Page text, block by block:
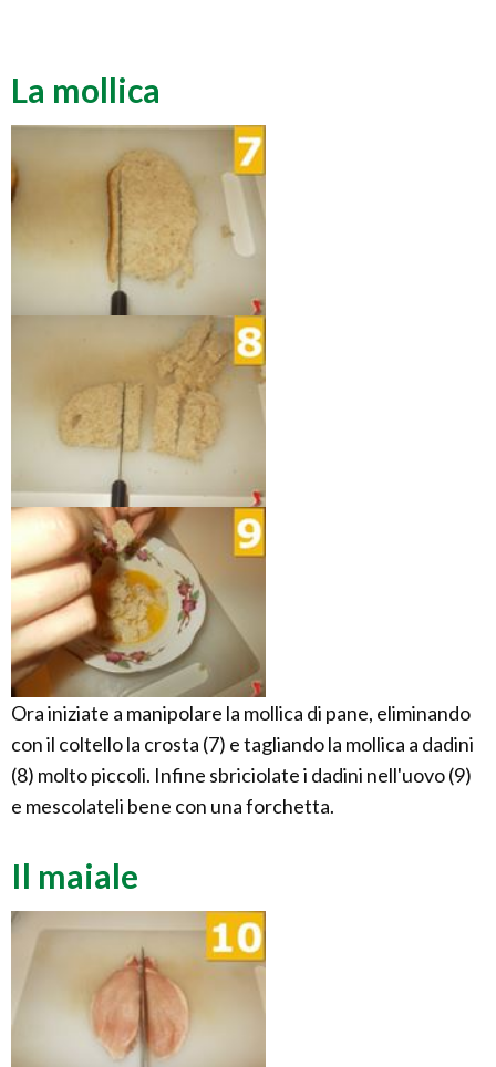
La mollica
Ora iniziate a manipolare la mollica di pane, eliminando
con il coltello la crosta (7) e tagliando la mollica a dadini
(8) molto piccoli. Infine sbriciolate i dadini nell'uovo (9)
e mescolateli bene con una forchetta.
Il maiale